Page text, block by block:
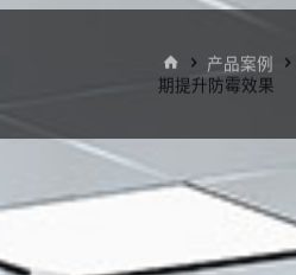
首
页
产品案例
期提升防霉效果